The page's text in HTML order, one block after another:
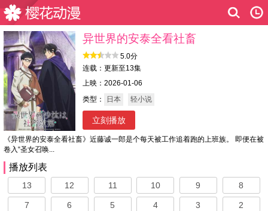
异世界的安泰全看社畜
5.0分
连载：更新至13集
上映：2026-01-06
类型：
日本 轻小说
立刻播放
《异世界的安泰全看社畜》近藤诚一郎是个每天被工作追着跑的上班族。 即便在被
卷入“圣女召唤...
播放列表
13 12 11 10 9 8
7 6 5 4 3 2